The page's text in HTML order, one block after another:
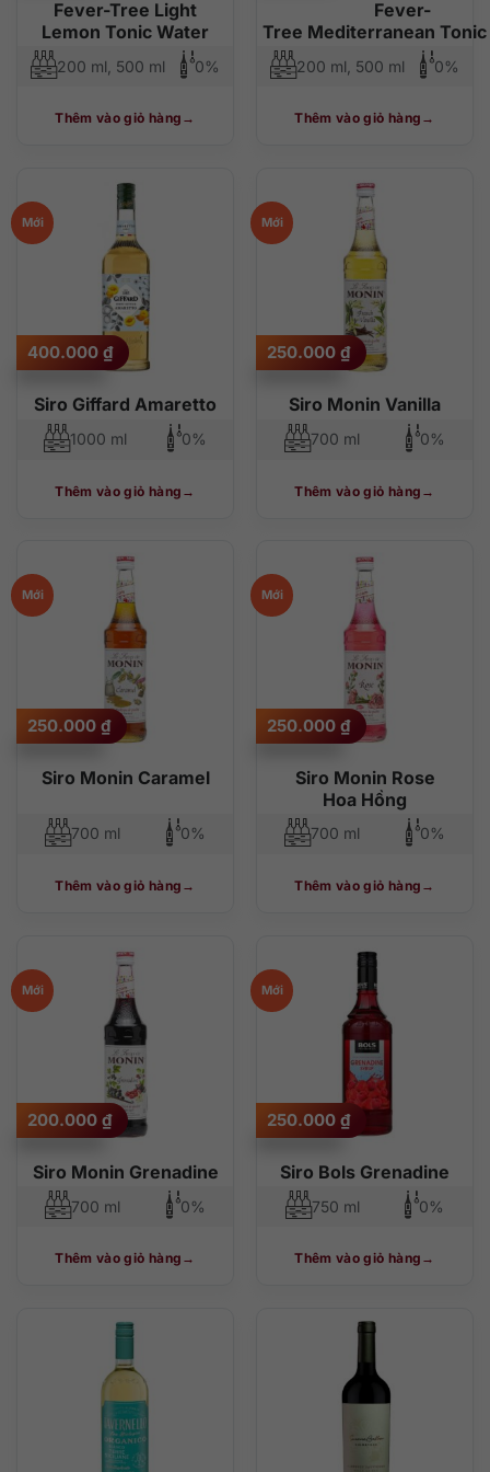
Fever-Tree Light
Lemon Tonic Water
200 ml, 500 ml 0%
Thêm vào giỏ hàng
Fever-
Tree Mediterranean
200 ml, 500 ml 0%
Thêm vào giỏ hàng
Mới
Siro Giffard Amaretto
400.000 ₫
1000 ml 0%
Thêm vào giỏ hàng
Mới
Siro Monin Vanilla
250.000 ₫
700 ml 0%
Thêm vào giỏ hàng
Mới
Siro Monin Caramel
250.000 ₫
700 ml 0%
Thêm vào giỏ hàng
Mới
Siro Monin Rose
Hoa Hồng
250.000 ₫
700 ml 0%
Thêm vào giỏ hàng
Mới
Siro Monin Grenadine
200.000 ₫
700 ml 0%
Thêm vào giỏ hàng
Mới
Siro Bols Grenadine
250.000 ₫
750 ml 0%
Thêm vào giỏ hàng